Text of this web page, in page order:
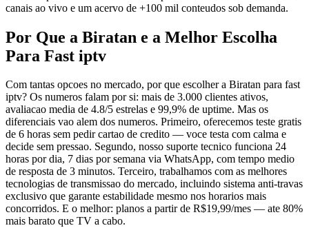
canais ao vivo e um acervo de +100 mil conteudos sob demanda.
Por Que a Biratan e a Melhor Escolha
Para Fast iptv
Com tantas opcoes no mercado, por que escolher a Biratan para fast
iptv? Os numeros falam por si: mais de 3.000 clientes ativos,
avaliacao media de 4.8/5 estrelas e 99,9% de uptime. Mas os
diferenciais vao alem dos numeros. Primeiro, oferecemos teste gratis
de 6 horas sem pedir cartao de credito — voce testa com calma e
decide sem pressao. Segundo, nosso suporte tecnico funciona 24
horas por dia, 7 dias por semana via WhatsApp, com tempo medio
de resposta de 3 minutos. Terceiro, trabalhamos com as melhores
tecnologias de transmissao do mercado, incluindo sistema anti-travas
exclusivo que garante estabilidade mesmo nos horarios mais
concorridos. E o melhor: planos a partir de R$19,99/mes — ate 80%
mais barato que TV a cabo.